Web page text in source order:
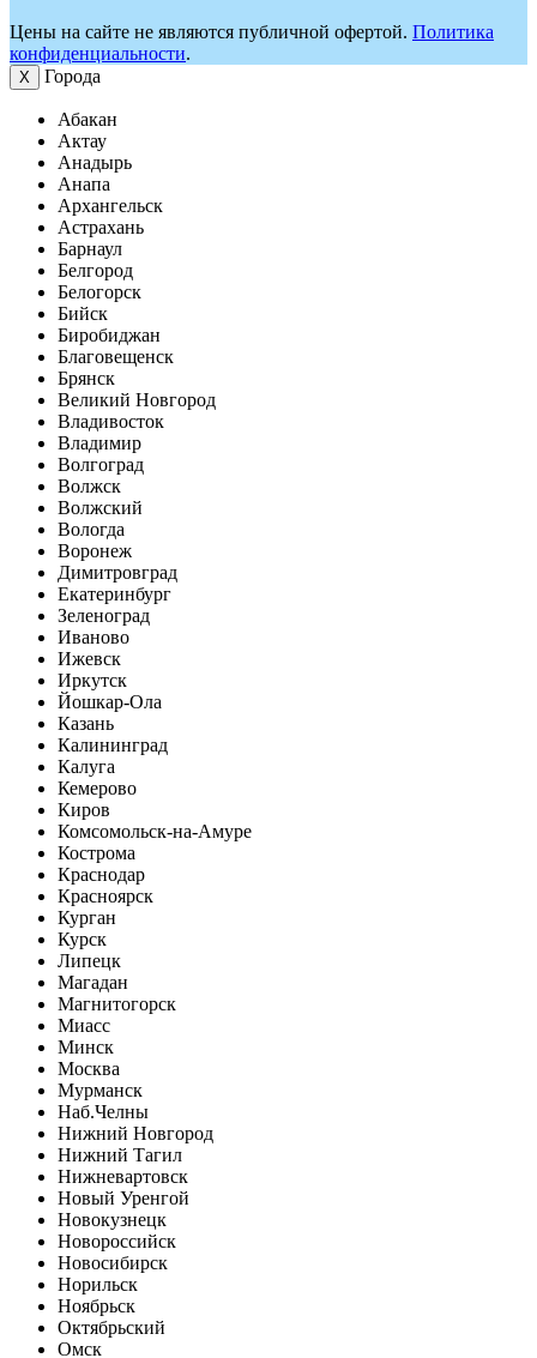
Цены на сайте не являются публичной офертой. Политика
конфиденциальности.
Х Города
Абакан
Актау
Анадырь
Анапа
Архангельск
Астрахань
Барнаул
Белгород
Белогорск
Бийск
Биробиджан
Благовещенск
Брянск
Великий Новгород
Владивосток
Владимир
Волгоград
Волжск
Волжский
Вологда
Воронеж
Димитровград
Екатеринбург
Зеленоград
Иваново
Ижевск
Иркутск
Йошкар-Ола
Казань
Калининград
Калуга
Кемерово
Киров
Комсомольск-на-Амуре
Кострома
Краснодар
Красноярск
Курган
Курск
Липецк
Магадан
Магнитогорск
Миасс
Минск
Москва
Мурманск
Наб.Челны
Нижний Новгород
Нижний Тагил
Нижневартовск
Новый Уренгой
Новокузнецк
Новороссийск
Новосибирск
Норильск
Ноябрьск
Октябрьский
Омск